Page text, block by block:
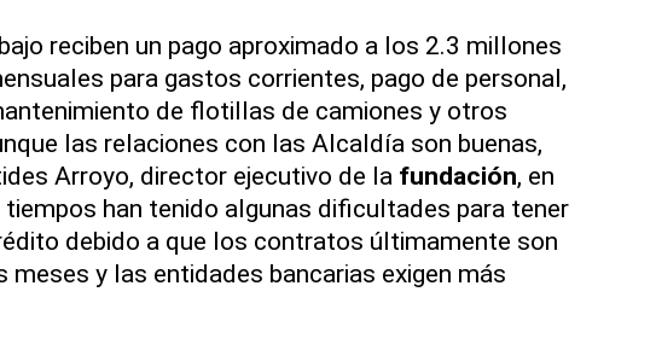
reciben un pago aproximado a los 2.3 millones
para gastos corrientes, pago de personal,
de flotillas de camiones y otros
las relaciones con las Alcaldía son buenas,
Arroyo, director ejecutivo de la fundación, en
han tenido algunas dificultades para tener
debido a que los contratos últimamente son
meses y las entidades bancarias exigen más